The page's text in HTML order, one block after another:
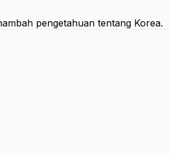
pengetahuan tentang Korea.